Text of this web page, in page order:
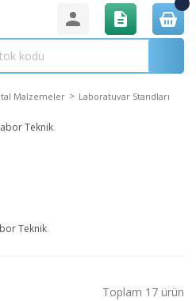
Malzemeler Laboratuvar Standları
Teknik
Toplam 17 ürün